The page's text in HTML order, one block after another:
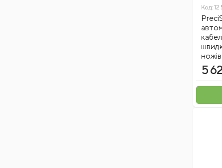
Код: 12
5